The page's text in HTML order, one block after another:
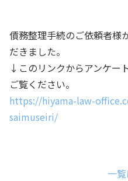
債務整理手続のご依頼者様
だきました。
↓このリンクからアンケー
ご覧ください。
https://hiyama-law-
saimuseiri/
一